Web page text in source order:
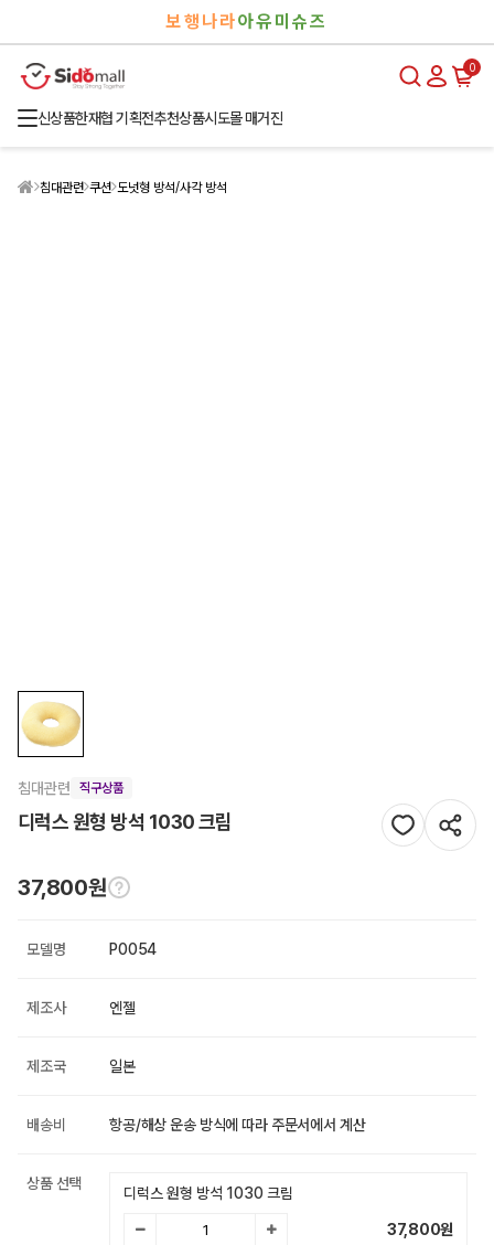
보행나라아유미슈즈
0
신상품한재협 기획전추천상품시도몰 매거진
침대관련 쿠션 도넛형 방석/사각 방석
침대관련 직구상품
디럭스 원형 방석 1030 크림
37,800원
모델명 P0054
제조사 엔젤
제조국 일본
배송비 항공/해상 운송 방식에 따라 주문서에서 계산
상품 선택
디럭스 원형 방석 1030 크림
37,800원